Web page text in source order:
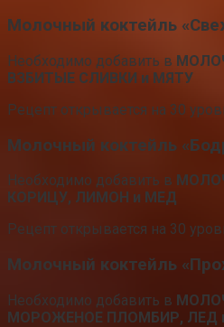
Молочный коктейль
Необходимо добавить в
ВЗБИТЫЕ СЛИВКИ и МЯТУ
Рецепт открывается на 30
Молочный коктейль
Необходимо добавить в
КОРИЦУ, ЛИМОН и МЕД
Рецепт открывается на 30
Молочный коктейль
Необходимо добавить в
МОРОЖЕНОЕ ПЛОМБИР, ЛЕД